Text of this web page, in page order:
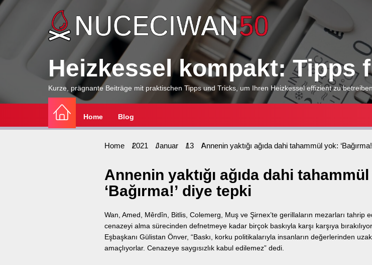
Skip
Heizkessel
kompakt:
Tipps
für
Heizkessel kompakt: Tipps
Kurze, prägnante Beiträge mit praktischen Tipps und Tricks, um Ihren Heizkessel effizient zu
Home Blog
Home 2021 Januar 13 Annenin yaktığı ağıda dahi tahammül yok:
Annenin yaktığı ağıda dahi
‘Bağırma!’ diye tepki
Wan, Amed, Mêrdîn, Bitlis, Colemerg, Muş ve Şirnex’te gerillaların mezarları tahrip
cenazeyi alma sürecinden defnetmeye kadar birçok baskıyla karşı karşıya
Eşbaşkanı Gülistan Önver, “Baskı, korku politikalarıyla insanların değerlerinden
amaçlıyorlar. Cenazeye saygısızlık kabul edilemez” dedi.